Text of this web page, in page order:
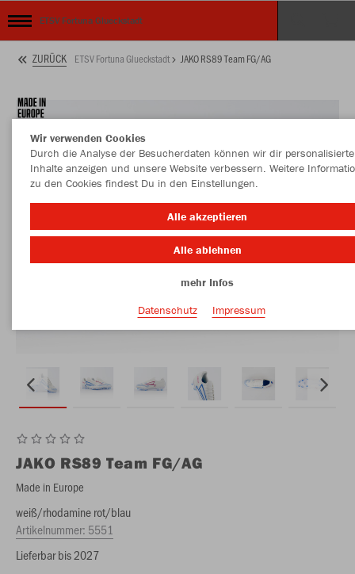
ETSV Fortuna Glueckstadt
ZURÜCK ETSV Fortuna Glueckstadt JAKO RS89 Team FG/AG
JAKO RS89 Team FG/AG
Made in Europe
weiß/rhodamine rot/blau
Artikelnummer: 5551
Lieferbar bis 2027
Wir verwenden Cookies
Durch die Analyse der Besucherdaten können wir dir personalisierte
Inhalte anzeigen und unsere Website verbessern. Weitere
zu den Cookies findest Du in den Einstellungen.
Alle akzeptieren
Alle ablehnen
mehr Infos
Datenschutz
Impressum